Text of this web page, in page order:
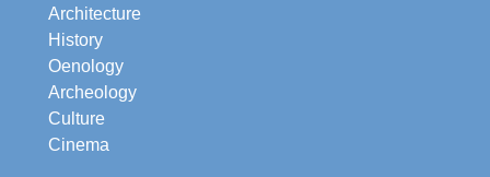
Architecture
History
Oenology
Archeology
Culture
Cinema